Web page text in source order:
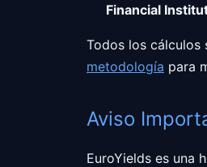
Financial
Todos los cálculos
metodología para
Aviso
EuroYields es una